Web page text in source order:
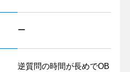
ー
逆質問の時間が長めでOB